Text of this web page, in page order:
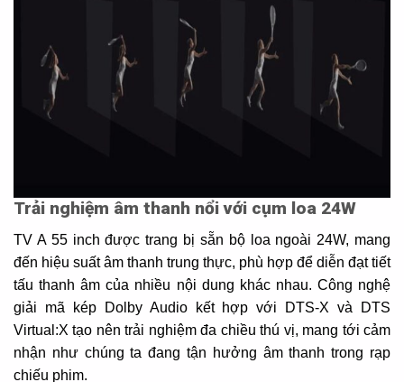
Trải nghiệm âm thanh nổi với cụm loa 24W
TV A 55 inch được trang bị sẵn bộ loa ngoài 24W, mang
đến hiệu suất âm thanh trung thực, phù hợp để diễn đạt tiết
tấu thanh âm của nhiều nội dung khác nhau. Công nghệ
giải mã kép Dolby Audio kết hợp với DTS-X và DTS
Virtual:X tạo nên trải nghiệm đa chiều thú vị, mang tới cảm
nhận như chúng ta đang tận hưởng âm thanh trong rạp
chiếu phim.